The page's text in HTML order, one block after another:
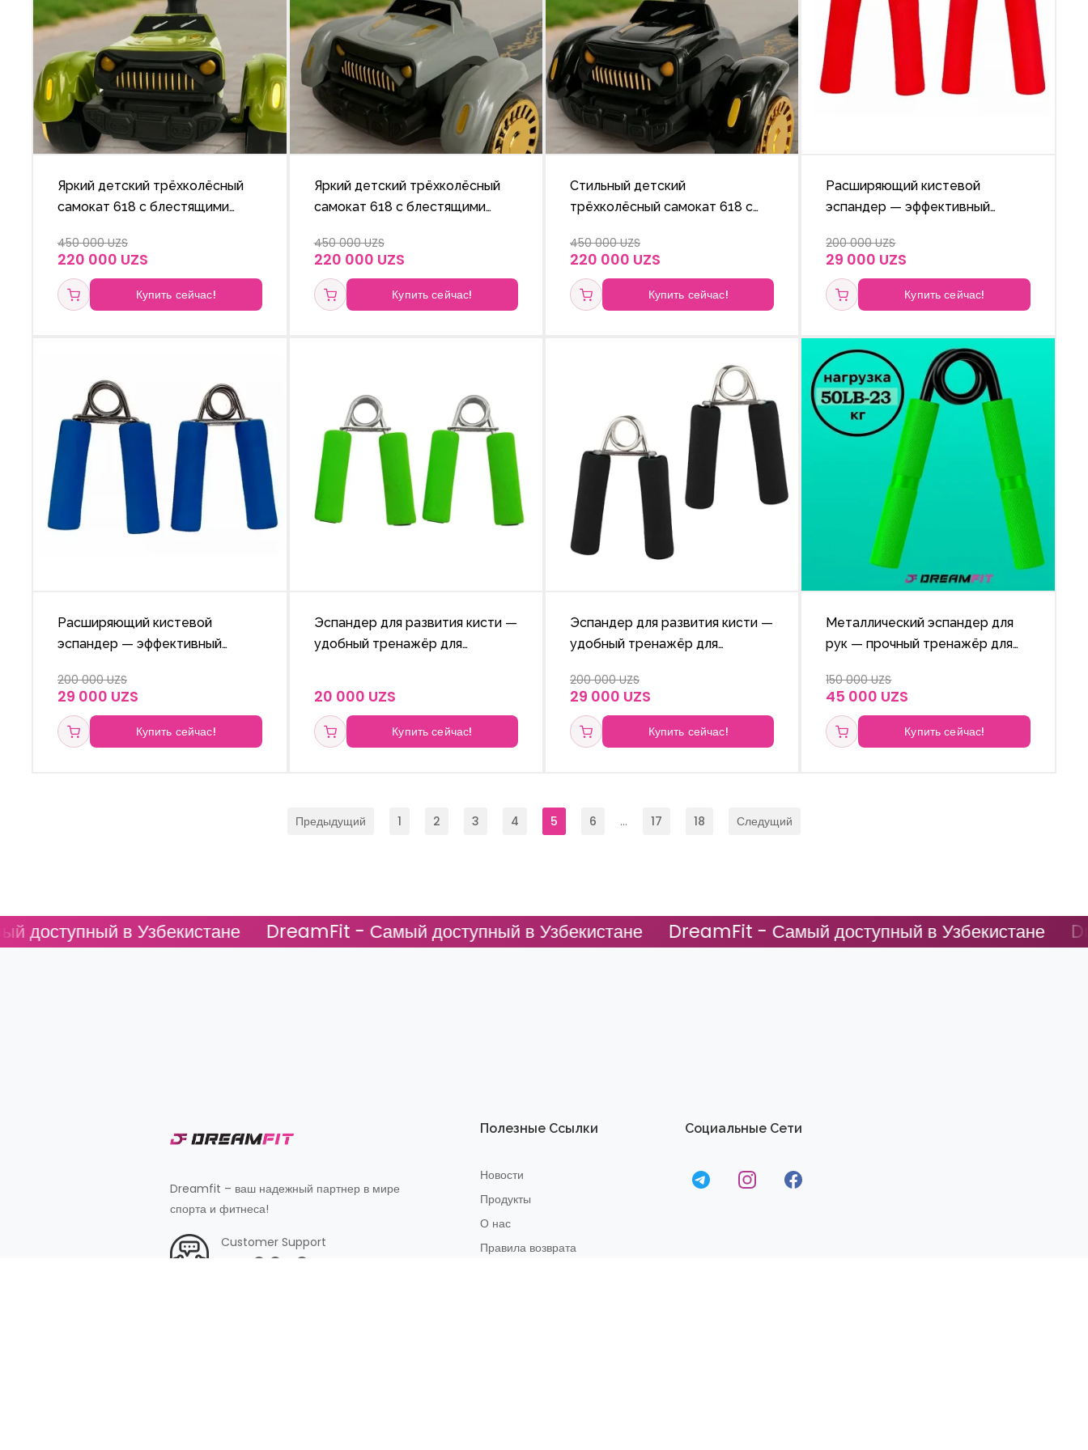
Яркий детский трёхколёсный
самокат 618 с блестящими
регулируемой высотой.
450 000 UZS
220 000 UZS
Купить сейчас!
Яркий детский трёхколёсный
самокат 618 с блестящими
регулируемой высотой.
450 000 UZS
220 000 UZS
Купить сейчас!
Стильный детский
трёхколёсный самокат 618 с
регулируемой по высоте
ручкой.
450 000 UZS
220 000 UZS
Купить сейчас!
Расширяющий кистевой
эспандер — эффективный
мышц рук, улучшения
подвижности пальцев и
стимуляции кровообращения.
200 000 UZS
29 000 UZS
Купить сейчас!
Расширяющий кистевой
эспандер — эффективный
мышц рук, улучшения
подвижности пальцев и
стимуляции кровообращения.
200 000 UZS
29 000 UZS
Купить сейчас!
Эспандер для развития кисти —
удобный тренажёр для
пальцев.
20 000 UZS
Купить сейчас!
Эспандер для развития кисти —
удобный тренажёр для
улучшения подвижности
пальцев.
200 000 UZS
29 000 UZS
Купить сейчас!
Металлический эспандер для
рук — прочный тренажёр для
пальцев.
150 000 UZS
45 000 UZS
Купить сейчас!
Предыдущий 1 2 3 4 5 6 ... 17 18 Следущий
Узбекистане DreamFit - Самый доступный в Узбекистане DreamFit - Самый доступный в Узбекистане DreamFit -
Dreamfit – ваш надежный партнер в мире
спорта и фитнеса!
Customer Support
+998 87 827 20 22
Полезные Ссылки
Новости
Продукты
О нас
Правила возврата
Социальные Сети